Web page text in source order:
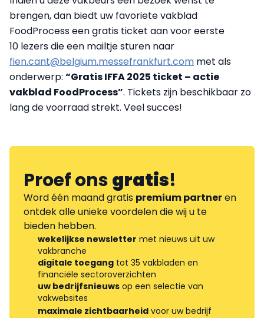
brengen, dan biedt uw favoriete vakblad
FoodProcess een gratis ticket aan voor eerste
10 lezers die een mailtje sturen naar
fien.cant@belgium.messefrankfurt.com met als
onderwerp: “Gratis IFFA 2025 ticket – actie
vakblad FoodProcess”. Tickets zijn beschikbaar zo
lang de voorraad strekt. Veel succes!
Proef onsgratis!
Word één maand gratis premium partneren
ontdek alle unieke voordelen die wij u te
bieden hebben.
wekelijkse newsletter met nieuws uit uw
vakbranche
digitale toegang tot 35 vakbladen en
financiële sectoroverzichten
uw bedrijfsnieuws op een selectie van
vakwebsites
maximale zichtbaarheid voor uw bedrijf